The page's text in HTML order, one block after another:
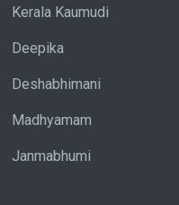
Kerala Kaumudi
Deepika
Deshabhimani
Madhyamam
Janmabhumi